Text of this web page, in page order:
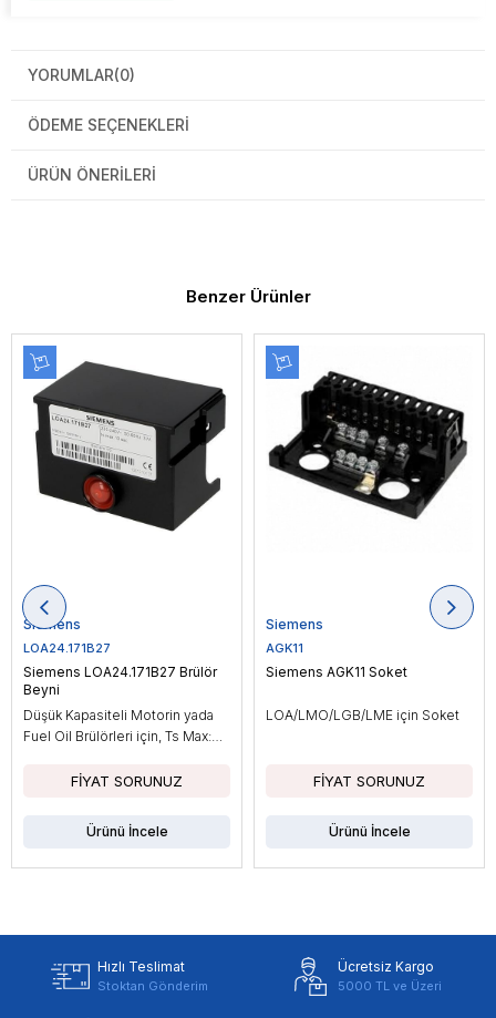
YORUMLAR(0)
ÖDEME SEÇENEKLERI
ÜRÜN ÖNERILERI
Benzer Ürünler
Siemens
LOA24.171B27
Siemens LOA24.171B27 Brülör
Beyni
Düşük Kapasiteli Motorin yada
Fuel Oil Brülörleri için, Ts Max:
Ürünü İncele
Siemens
AGK11
Siemens AGK11 Soket
LOA/LMO/LGB/LME için Soket
Ürünü İncele
Hızlı Teslimat
Stoktan Gönderim
Ücretsiz Kargo
5000 TL ve Üzeri